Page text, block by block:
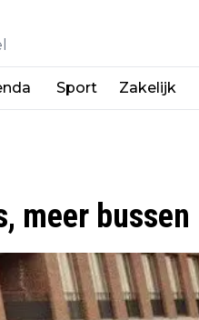
Sport Zakelijk
meer bussen